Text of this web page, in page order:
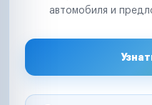
автомобиля и